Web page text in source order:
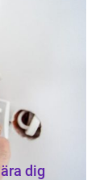
nära dig